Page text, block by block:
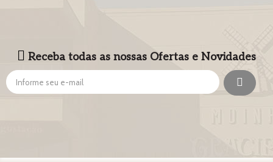
Receba todas as nossas Ofertas e Novidades